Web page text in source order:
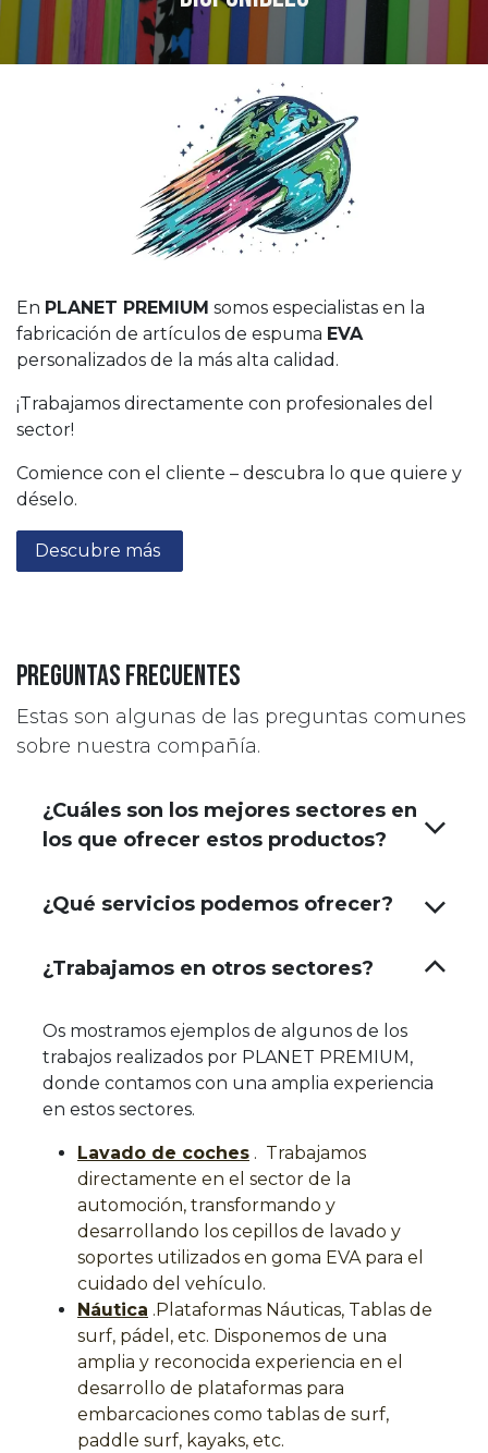
En PLANET PREMIUM somos especialistas en la
fabricación de artículos de espuma EVA
personalizados de la más alta calidad.
¡Trabajamos directamente con profesionales del
sector!
Comience con el cliente – descubra lo que quiere y
déselo.
Descubre más
Preguntas frecuentes
Estas son algunas de las preguntas comunes
sobre nuestra compañía.
¿Cuáles son los mejores sectores en
los que ofrecer estos productos?
¿Qué servicios podemos ofrecer?
¿Trabajamos en otros sectores?
Os mostramos ejemplos de algunos de los
trabajos realizados por PLANET PREMIUM,
donde contamos con una amplia experiencia
en estos sectores.
Lavado de coches . Trabajamos
directamente en el sector de la
automoción, transformando y
desarrollando los cepillos de lavado y
soportes utilizados en goma EVA para el
cuidado del vehículo.
Náutica .Plataformas Náuticas, Tablas de
surf, pádel, etc. Disponemos de una
amplia y reconocida experiencia en el
desarrollo de plataformas para
embarcaciones como tablas de surf,
paddle surf, kayaks, etc.